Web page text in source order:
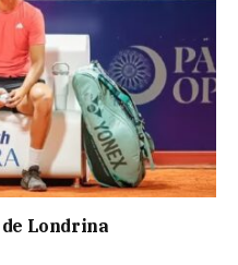
Londrina